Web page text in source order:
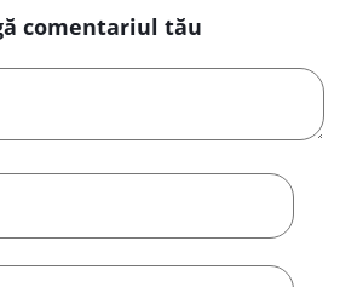
comentariul tău